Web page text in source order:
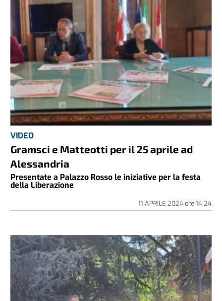
VIDEO
Gramsci e Matteotti per il 25 aprile ad
Alessandria
Presentate a Palazzo Rosso le iniziative per la festa
della Liberazione
11 APRILE 2024ore 14:24